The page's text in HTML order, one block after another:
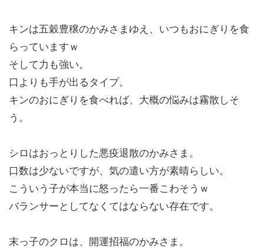
キンは五穀豊穣のかみさまゆえ、いつもおにぎりを食
らっていますｗ
そして力も強い。
口よりも手が出るタイプ。
キンのおにぎりを食べれば、大概の悩みは霧散しそ
う。
シロはおっとりした悪疫退散のかみさま。
口数は少ないですが、気の遣い方が素晴らしい。
こういう子が本当に怒ったら一番こわそうｗ
バランサーとしてなくてはならない存在です。
末っ子のクロは、開運招福のかみさま。